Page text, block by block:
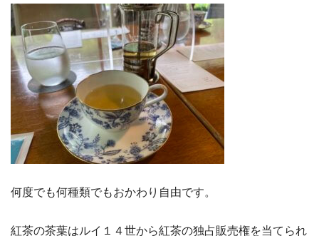
何度でも何種類でもおかわり自由です。
紅茶の茶葉はルイ１４世から紅茶の独占販売権を当てられ